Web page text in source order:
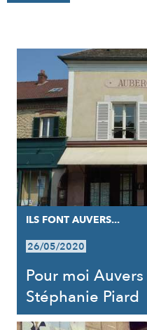
RÉSULTATS
ILS FONT AUVERS...
26/05/2020
Pour moi
Stéphanie Piard